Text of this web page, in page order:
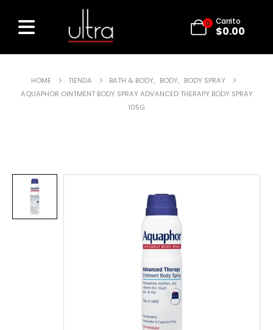
0 Carrito
$0.00
HOME TIENDA BATH & BODY, BODY, BODY SPRAY
AQUAPHOR OINTMENT BODY SPRAY ADVANCED THERAPY BODY SPRAY
105G